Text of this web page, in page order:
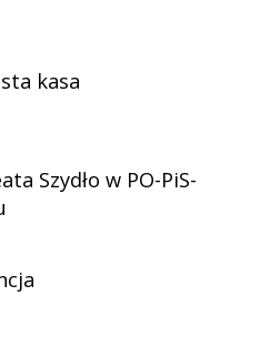
kasa
Szydło w PO-PiS-